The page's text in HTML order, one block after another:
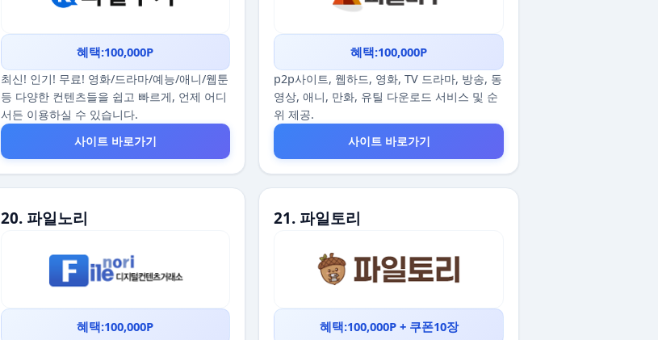
혜택:100,000P
최신! 인기! 무료! 영화/드라마/예능/애니/웹툰
등 다양한 컨텐츠들을 쉽고 빠르게, 언제 어디
서든 이용하실 수 있습니다.
사이트 바로가기
혜택:100,000P
p2p사이트, 웹하드, 영화, TV 드라마, 방송, 동
영상, 애니, 만화, 유틸 다운로드 서비스 및 순
위 제공.
사이트 바로가기
20. 파일노리
혜택:100,000P
21. 파일토리
혜택:100,000P + 쿠폰10장